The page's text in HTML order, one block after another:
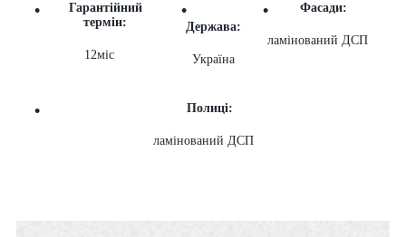
Гарантійний
термін:
12міс
Держава:
Україна
Фасади:
ламінований ДСП
Полиці:
ламінований ДСП